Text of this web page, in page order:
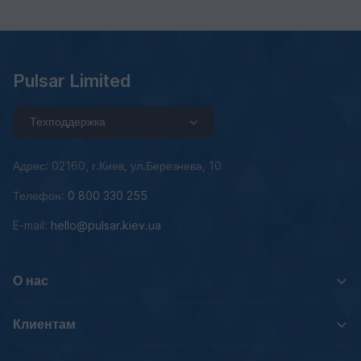
Pulsar Limited
Техподдержка
Адрес: 02160, г.Киев, ул.Березнева, 10
Телефон: 0 800 330 255
E-mail: hello@pulsar.kiev.ua
О нас
Клиентам